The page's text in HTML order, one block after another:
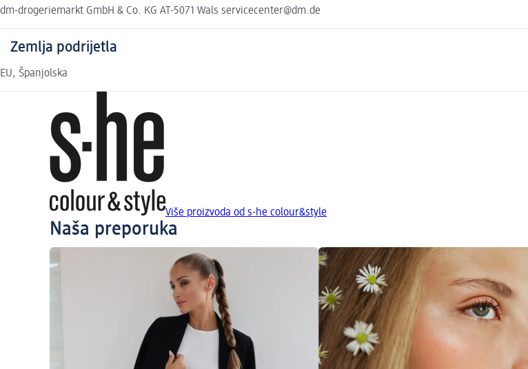
dm-drogeriemarkt GmbH & Co. KG AT-5071 Wals servicecenter@dm.de
Zemlja podrijetla
EU, Španjolska
Više proizvoda od s-he colour&style
Naša preporuka